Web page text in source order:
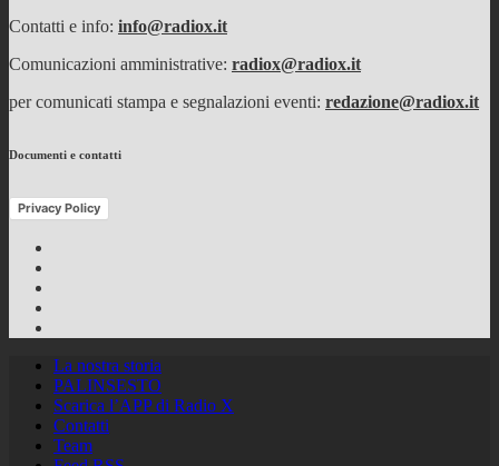
Contatti e info: info@radiox.it
Comunicazioni amministrative: radiox@radiox.it
per comunicati stampa e segnalazioni eventi: redazione@radiox.it
Documenti e contatti
Privacy Policy
La nostra storia
PALINSESTO
Scarica l’APP di Radio X
Contatti
Team